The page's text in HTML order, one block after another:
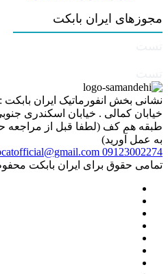
مجوزهای ایران بابکت
نشانی بخش انفورماتیک ایران
طبقه هم کف (لطفا قبل از مراجعه
به عمل آورید)
09123002274
تمامی حقوق برای ایران بابکت